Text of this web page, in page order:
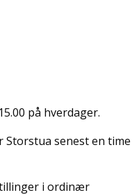
på hverdager.
senest en time
i ordinær